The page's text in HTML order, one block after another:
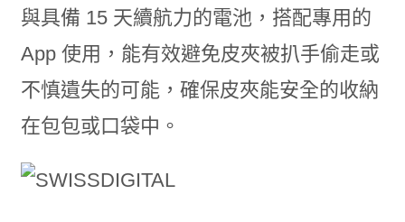
與具備 15 天續航力的電池，搭配專用的
App 使用，能有效避免皮夾被扒手偷走或
不慎遺失的可能，確保皮夾能安全的收納
在包包或口袋中。